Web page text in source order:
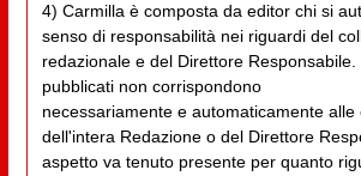
4) Carmilla è composta da editor chi si
senso di responsabilità nei riguardi del
redazionale e del Direttore
pubblicati non corrispondono
necessariamente e automaticamente alle
dell'intera Redazione o del Direttore
aspetto va tenuto presente per quanto